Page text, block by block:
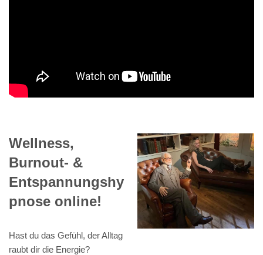
Wellness,
Burnout- &
Entspannungshy
pnose online!
Hast du das Gefühl, der Alltag
raubt dir die Energie?